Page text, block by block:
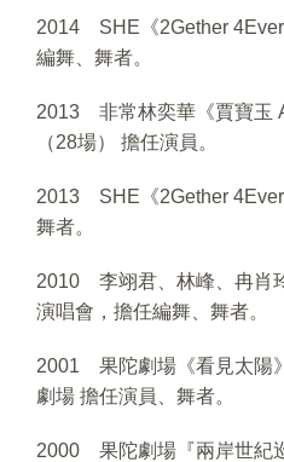
2014 SHE《2Gether
編舞、舞者。
2013 非常林奕華《賈寶玉
（28場） 擔任演員。
2013 SHE《2Gether 4Ever
舞者。
2010 李翊君、林峰、冉肖
演唱會，擔任編舞、舞者。
2001 果陀劇場《看見太陽
劇場 擔任演員、舞者。
2000 果陀劇場『兩岸世紀